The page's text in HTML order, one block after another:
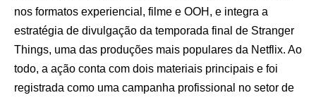
nos formatos experiencial, filme e OOH, e integra a
estratégia de divulgação da temporada final de Stranger
Things, uma das produções mais populares da Netflix. Ao
todo, a ação conta com dois materiais principais e foi
registrada como uma campanha profissional no setor de